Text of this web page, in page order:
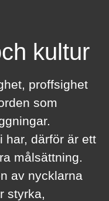
kultur
proffsighet
som
har, därför är ett
målsättning.
av nycklarna
styrka,